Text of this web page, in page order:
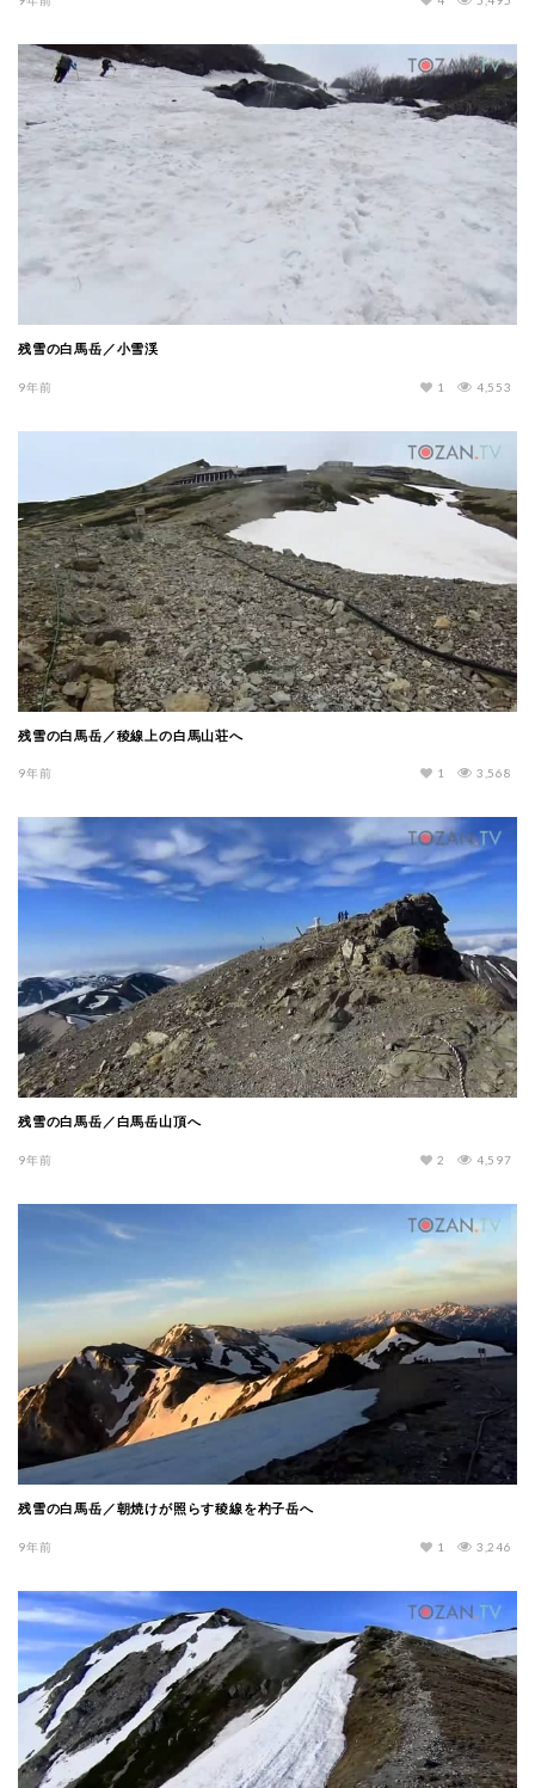
残雪の白馬岳／小雪渓
9年前 4,553
1
残雪の白馬岳／稜線上の白馬山荘へ
9年前 3,568
1
残雪の白馬岳／白馬岳山頂へ
9年前 4,597
2
残雪の白馬岳／朝焼けが照らす稜線を杓子岳へ
9年前 3,246
1